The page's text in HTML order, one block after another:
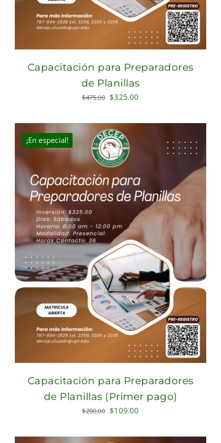
Capacitación para Preparadores
de Planillas
$475.00 Original
was:
$475.00.
$325.00
is:
¡En especial!
Capacitación para Preparadores
de Planillas (Primer pago)
$200.00 Original
was:
$109.00
is: